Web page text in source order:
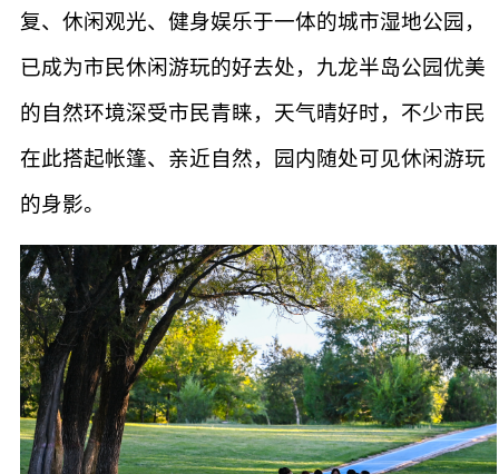
复、休闲观光、健身娱乐于一体的城市湿地公园，
已成为市民休闲游玩的好去处，九龙半岛公园优美
的自然环境深受市民青睐，天气晴好时，不少市民
在此搭起帐篷、亲近自然，园内随处可见休闲游玩
的身影。